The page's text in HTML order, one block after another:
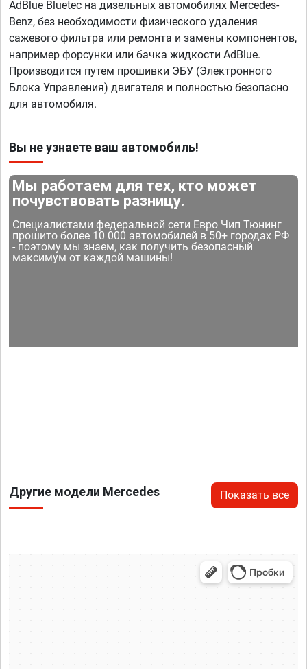
AdBlue Bluetec на дизельных автомобилях Mercedes-
Benz, без необходимости физического удаления
сажевого фильтра или ремонта и замены компонентов,
например форсунки или бачка жидкости AdBlue.
Производится путем прошивки ЭБУ (Электронного
Блока Управления) двигателя и полностью безопасно
для автомобиля.
Вы не узнаете ваш автомобиль!
Мы работаем для тех, кто может
почувствовать разницу.
Специалистами федеральной сети Евро Чип Тюнинг
прошито более 10 000 автомобилей в 50+ городах РФ
- поэтому мы знаем, как получить безопасный
максимум от каждой машины!
Другие модели Mercedes Показать все